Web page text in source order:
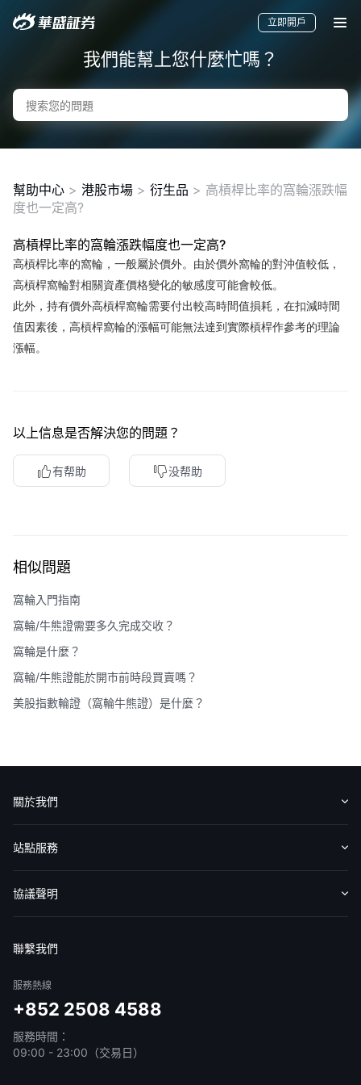
要聞
快訊
美股
港股
新股
概述
AM 資產管理服務
ECM 股權資本市場服務
FICC 固定收益、外匯和大宗商品服務
WM 財富管理服務
關於我們
媒體報導
立即開戶
我們能幫上您什麼忙嗎？
幫助中心 > 港股市場 > 衍生品 > 高槓桿比率的窩輪漲跌幅
度也一定高?
高槓桿比率的窩輪漲跌幅度也一定高?
高槓桿比率的窩輪，一般屬於價外。由於價外窩輪的對沖值較低，
高槓桿窩輪對相關資產價格變化的敏感度可能會較低。
此外，持有價外高槓桿窩輪需要付出較高時間值損耗，在扣減時間
值因素後，高槓桿窩輪的漲幅可能無法達到實際槓桿作參考的理論
漲幅。
以上信息是否解決您的問題？
有帮助 没帮助
相似問題
窩輪入門指南
窩輪/牛熊證需要多久完成交收？
窩輪是什麼？
窩輪/牛熊證能於開市前時段買賣嗎？
美股指數輪證（窩輪牛熊證）是什麼？
關於我們
認識華盛
媒體報導
意見反饋
站點服務
收費標準
交易工具
幫助中心
協議聲明
聯繫我們
服務熱線
+852 2508 4588
服務時間：
09:00 - 23:00（交易日）